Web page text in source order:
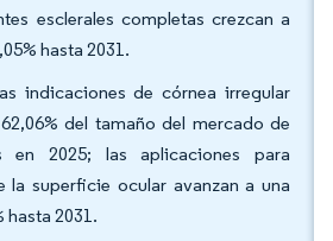
esclerales completas crezcan a
hasta 2031.
indicaciones de córnea irregular
del tamaño del mercado de
en 2025; las aplicaciones para
la superficie ocular avanzan a una
hasta 2031.